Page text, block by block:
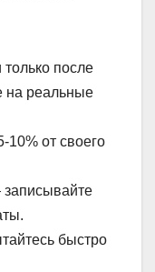
после
на реальные
от своего
быстро